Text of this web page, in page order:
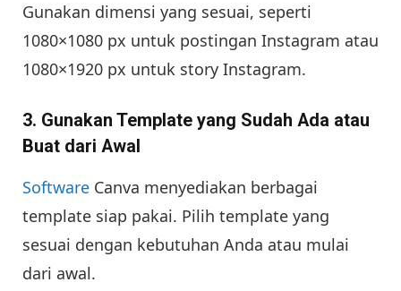
Gunakan dimensi yang sesuai, seperti
1080×1080 px untuk postingan Instagram atau
1080×1920 px untuk story Instagram.
3. Gunakan Template yang Sudah Ada atau
Buat dari Awal
Software Canva menyediakan berbagai
template siap pakai. Pilih template yang
sesuai dengan kebutuhan Anda atau mulai
dari awal.